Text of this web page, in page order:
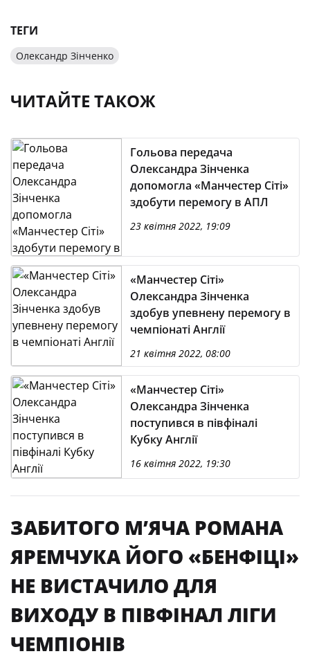
ТЕГИ
Олександр Зінченко
ЧИТАЙТЕ ТАКОЖ
Гольова передача
Олександра Зінченка
допомогла «Манчестер Сіті»
здобути перемогу в АПЛ
23 квітня 2022, 19:09
«Манчестер Сіті»
Олександра Зінченка
здобув упевнену перемогу в
чемпіонаті Англії
21 квітня 2022, 08:00
«Манчестер Сіті»
Олександра Зінченка
поступився в півфіналі
Кубку Англії
16 квітня 2022, 19:30
ЗАБИТОГО М’ЯЧА РОМАНА
ЯРЕМЧУКА ЙОГО «БЕНФІЦІ»
НЕ ВИСТАЧИЛО ДЛЯ
ВИХОДУ В ПІВФІНАЛ ЛІГИ
ЧЕМПІОНІВ